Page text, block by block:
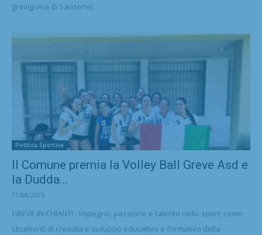
grevigiana di Sansone)
Politica Sportiva
Il Comune premia la Volley Ball Greve Asd e
la Dudda...
11/08/2025
GREVE IN CHIANTI - Impegno, passione e talento nello sport, come
strumenti di crescita e sviluppo educativo e formativo della